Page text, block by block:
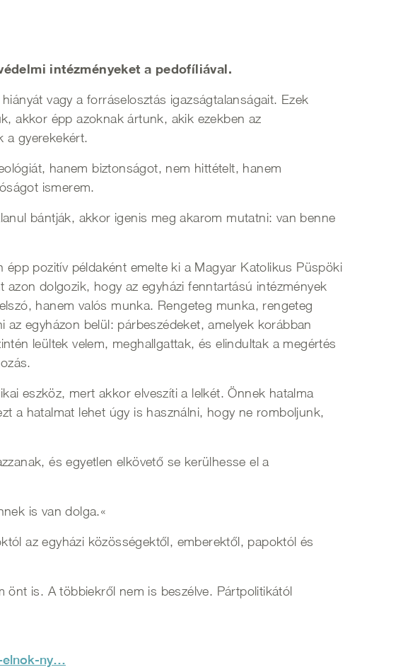
intézményeket a pedofíliával.
vagy a forráselosztás igazságtalanságait. Ezek
akkor épp azoknak ártunk, akik ezekben az
a gyerekekért.
hanem biztonságot, nem hittételt, hanem
ismerem.
bántják, akkor igenis meg akarom mutatni: van benne
pozitív példaként emelte ki a Magyar Katolikus Püspöki
dolgozik, hogy az egyházi fenntartású intézmények
hanem valós munka. Rengeteg munka, rengeteg
egyházon belül: párbeszédeket, amelyek korábban
leültek velem, meghallgattak, és elindultak a megértés
eszköz, mert akkor elveszíti a lelkét. Önnek hatalma
a hatalmat lehet úgy is használni, hogy ne romboljunk,
és egyetlen elkövető se kerülhesse el a
is van dolga.«
az egyházi közösségektől, emberektől, papoktól és
önt is. A többiekről nem is beszélve. Pártpolitikától
elnok-ny…